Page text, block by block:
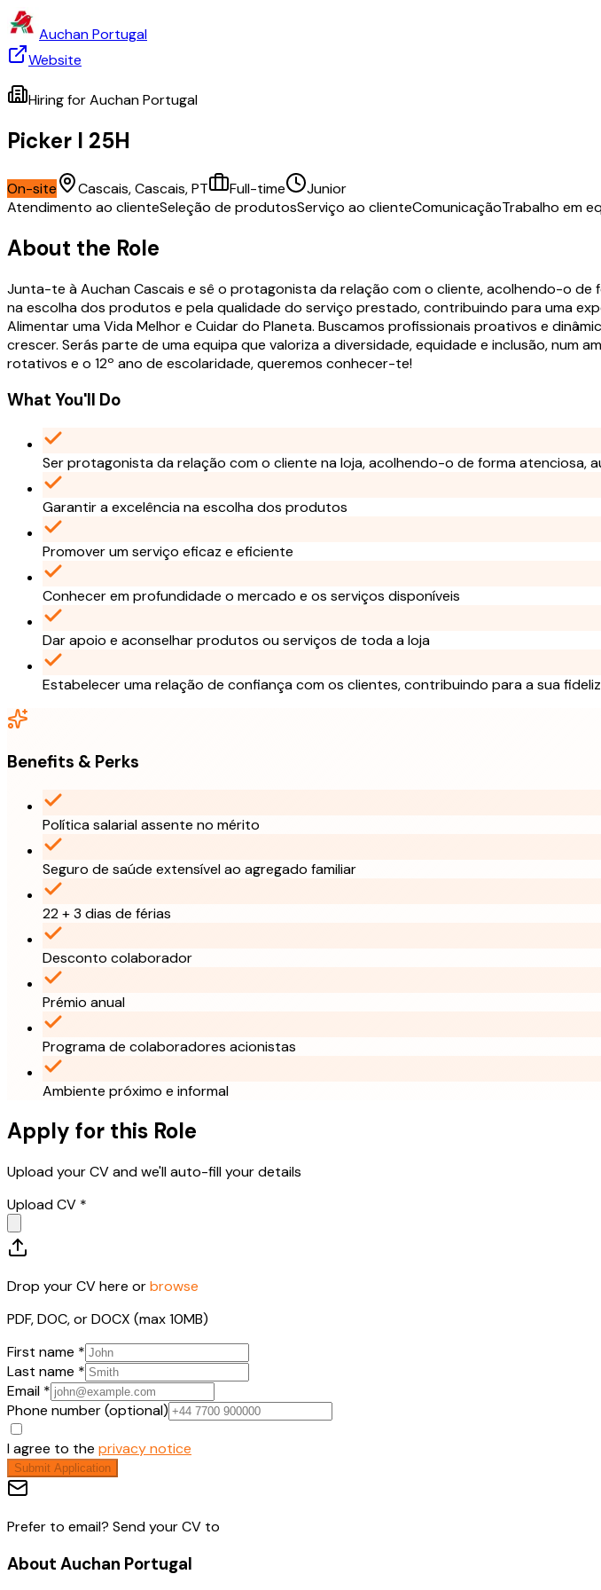
Auchan Portugal
Website
Hiring forAuchan Portugal
Picker I 25H
On-site Cascais, Cascais, PT Full-time
Junior
Atendimento ao clienteSeleção de produtosServiço ao clienteComunicaçãoTrabalho em
About the Role
Junta-te à Auchan Cascais e sê o protagonista da relação com o cliente, acolhendo-o
na escolha dos produtos e pela qualidade do serviço prestado, contribuindo para uma
Alimentar uma Vida Melhor e Cuidar do Planeta. Buscamos profissionais proativos e
crescer. Serás parte de uma equipa que valoriza a diversidade, equidade e inclusão,
rotativos e o 12º ano de escolaridade, queremos conhecer-te!
What You'll Do
Ser protagonista da relação com o cliente na loja, acolhendo-o de forma atenciosa,
Garantir a excelência na escolha dos produtos
Promover um serviço eficaz e eficiente
Conhecer em profundidade o mercado e os serviços disponíveis
Dar apoio e aconselhar produtos ou serviços de toda a loja
Estabelecer uma relação de confiança com os clientes, contribuindo para a sua
Benefits & Perks
Política salarial assente no mérito
Seguro de saúde extensível ao agregado familiar
22 + 3 dias de férias
Desconto colaborador
Prémio anual
Programa de colaboradores acionistas
Ambiente próximo e informal
Apply for this Role
Upload your CV and we'll auto-fill your details
Upload CV *
Drop your CV here orbrowse
PDF, DOC, or DOCX (max 10MB)
First name *
Last name *
Email *
Phone number (optional)
I agree to the privacy notice
Submit Application
Prefer to email? Send your CV to
About Auchan Portugal